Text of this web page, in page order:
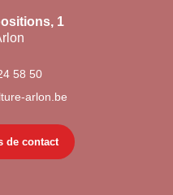
1
58 50
arlon.be
de contact